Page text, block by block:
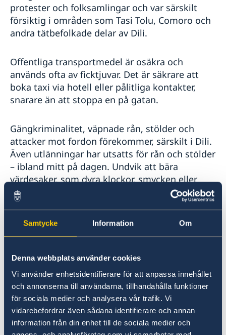
Samtycke Information Om
Denna webbplats använder cookies
Vi använder enhetsidentifierare för att anpassa innehållet
och annonserna till användarna, tillhandahålla funktioner
för sociala medier och analysera vår trafik. Vi
vidarebefordrar även sådana identifierare och annan
information från din enhet till de sociala medier och
Hälso- och sjukvård
Lokala lagar och sedvänjor
In- och utresebestämmelser
Kriminalitet och personlig säkerhet
Resa i landet
protester och folksamlingar och var särskilt
försiktig i områden som Tasi Tolu, Comoro och
andra tätbefolkade delar av Dili.
Offentliga transportmedel är osäkra och
används ofta av ficktjuvar. Det är säkrare att
boka taxi via hotell eller pålitliga kontakter,
snarare än att stoppa en på gatan.
Gängkriminalitet, väpnade rån, stölder och
attacker mot fordon förekommer, särskilt i Dili.
Även utlänningar har utsatts för rån och stölder
– ibland mitt på dagen. Undvik att bära
värdesaker, som dyra klockor, smycken eller
stora kontantbelopp. Var extra försiktig efter
mörkrets inbrott, undvik mörka gränder och
bakgator, och lås alltid boende och fordon.
Risken för stöld ökar nattetid och vid
Sexuella trakasserier är vanliga, och övergrepp
har rapporterats även på offentliga platser, som
Beach Road i Dili. Res gärna i grupp och undvik
att använda kollektivtrafik eller taxi ensam,
särskilt nattetid.